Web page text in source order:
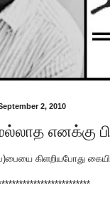
2, 2010
எனக்கு
கிளறியபோது